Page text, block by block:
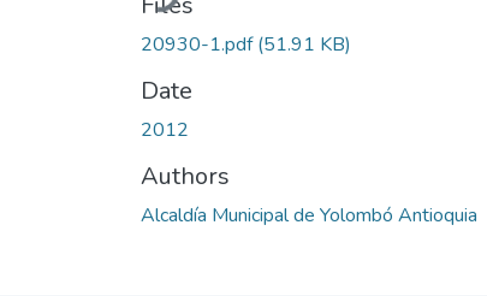
20930-1.pdf(51.91 KB)
Date
2012
Authors
Alcaldía Municipal de Yolombó Antioquia